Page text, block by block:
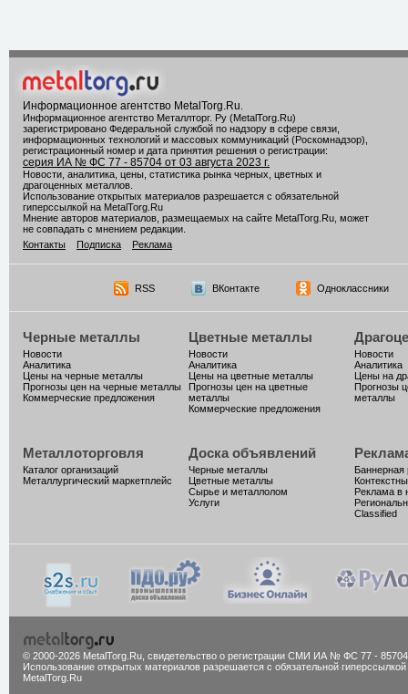
Информационное агентство MetalTorg.Ru
Информационное агентство Металлторг. Ру (MetalTorg.Ru)
зарегистрировано Федеральной службой по надзору в сфере связи,
информационных технологий и массовых коммуникаций (Роскомнадзор),
регистрационный номер и дата принятия решения о регистрации:
серия ИА № ФС 77 - 85704 от 03 августа 2023 г.
Новости, аналитика, цены, статистика рынка черных, цветных и
драгоценных металлов.
Использование открытых материалов разрешается с обязательной
гиперссылкой на MetalTorg.Ru
Мнение авторов материалов, размещаемых на сайте MetalTorg.Ru, может
не совпадать с мнением редакции.
Контакты
Подписка Реклама
RSS ВКонтакте Одноклассники
Черные металлы
Новости
Аналитика
Цены на черные металлы
Прогнозы цен на черные металлы
Коммерческие предложения
Цветные металлы
Новости
Аналитика
Цены на цветные металлы
Прогнозы цен на цветные
металлы
Коммерческие предложения
Новости
Аналитика
Цены на
Прогнозы
металлы
Металлоторговля
Каталог организаций
Металлургический маркетплейс
Доска объявлений
Черные металлы
Цветные металлы
Сырье и металлолом
Услуги
Баннерная
Реклама в
Classified
© 2000-2026 MetalTorg.Ru, cвидетельство о регистрации СМИ ИА № ФС 77 - 85704
Использование открытых материалов разрешается с обязательной гиперссылкой
MetalTorg.Ru